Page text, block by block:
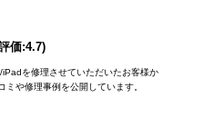
価:4.7)
を修理させていただいたお客様か
ミや修理事例を公開しています。